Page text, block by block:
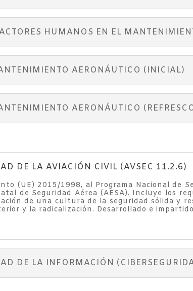
HUMANOS EN EL
AERONÁUTICO (INICIAL)
AERONÁUTICO
DE LA AVIACIÓN CIVIL (AVSEC 11.2.6)
(UE) 2015/1998, al Programa Nacional de
de Seguridad Aérea (AESA). Incluye los
de una cultura de la seguridad sólida y
y la radicalización. Desarrollado e
DE LA INFORMACIÓN